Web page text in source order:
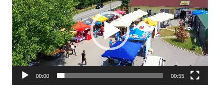
записа
00:00 00:55